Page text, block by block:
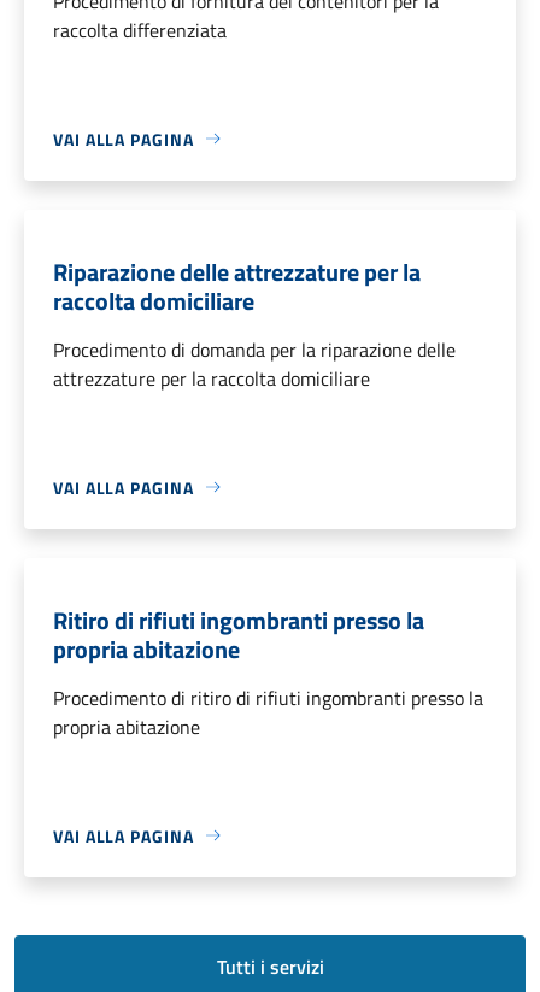
raccolta differenziata
VAI ALLA PAGINA
Riparazione delle attrezzature per la
raccolta domiciliare
Procedimento di domanda per la riparazione delle
attrezzature per la raccolta domiciliare
VAI ALLA PAGINA
Ritiro di rifiuti ingombranti presso la
propria abitazione
Procedimento di ritiro di rifiuti ingombranti presso la
propria abitazione
VAI ALLA PAGINA
Tutti i servizi